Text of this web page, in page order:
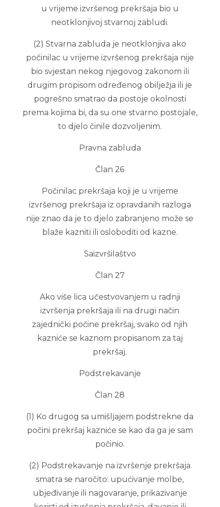
u vrijeme izvršenog prekršaja bio u
neotklonjivoj stvarnoj zabludi.
(2) Stvarna zabluda je neotklonjiva ako
počinilac u vrijeme izvršenog prekršaja nije
bio svjestan nekog njegovog zakonom ili
drugim propisom određenog obilježja ili je
pogrešno smatrao da postoje okolnosti
prema kojima bi, da su one stvarno postojale,
to djelo činile dozvoljenim.
Pravna zabluda
Član 26
Počinilac prekršaja koji je u vrijeme
izvršenog prekršaja iz opravdanih razloga
nije znao da je to djelo zabranjeno može se
blaže kazniti ili osloboditi od kazne.
Saizvršilaštvo
Član 27
Ako više lica učestvovanjem u radnji
izvršenja prekršaja ili na drugi način
zajednički počine prekršaj, svako od njih
kazniće se kaznom propisanom za taj
prekršaj.
Podstrekavanje
Član 28
(1) Ko drugog sa umišljajem podstrekne da
počini prekršaj kazniće se kao da ga je sam
počinio.
(2) Podstrekavanje na izvršenje prekršaja
smatra se naročito: upućivanje molbe,
ubjeđivanje ili nagovaranje, prikazivanje